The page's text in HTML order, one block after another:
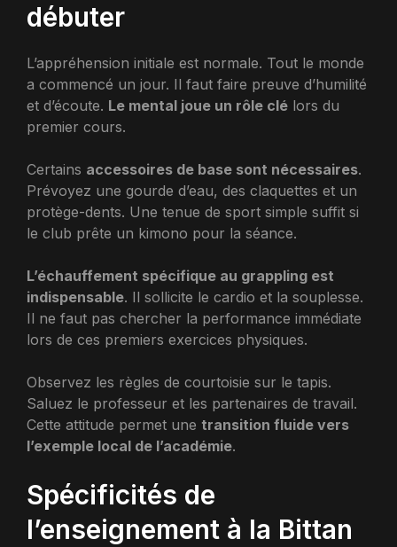
débuter
L’appréhension initiale est normale. Tout le monde
a commencé un jour. Il faut faire preuve d’humilité
et d’écoute. Le mental joue un rôle clé lors du
premier cours.
Certains accessoires de base sont nécessaires.
Prévoyez une gourde d’eau, des claquettes et un
protège-dents. Une tenue de sport simple suffit si
le club prête un kimono pour la séance.
L’échauffement spécifique au grappling est
indispensable. Il sollicite le cardio et la souplesse.
Il ne faut pas chercher la performance immédiate
lors de ces premiers exercices physiques.
Observez les règles de courtoisie sur le tapis.
Saluez le professeur et les partenaires de travail.
Cette attitude permet une transition fluide vers
l’exemple local de l’académie.
Spécificités de
l’enseignement à la Bittan